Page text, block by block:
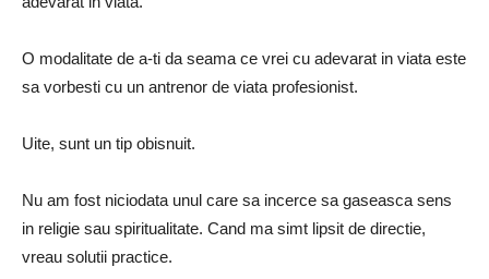
O modalitate de a-ti da seama ce vrei cu adevarat in viata este
sa vorbesti cu un antrenor de viata profesionist.
Uite, sunt un tip obisnuit.
Nu am fost niciodata unul care sa incerce sa gaseasca sens
in religie sau spiritualitate. Cand ma simt lipsit de directie,
vreau solutii practice.